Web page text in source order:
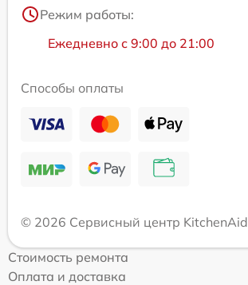
Режим работы:
Ежедневно с 9:00 до 21:00
Способы оплаты
© 2026 Сервисный центр KitchenAid
Стоимость ремонта
Оплата и доставка